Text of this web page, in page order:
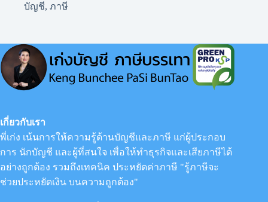
บัญชี, ภาษี
เกี่ยวกับเรา
พี่เก่ง เน้นการให้ความรู้ด้านบัญชีและภาษี แก่ผู้ประกอบ
การ นักบัญชี และผู้ที่สนใจ เพื่อให้ทำธุรกิจและเสียภาษีได้
อย่างถูกต้อง รวมถึงเทคนิค ประหยัดค่าภาษี "รู้ภาษีจะ
ช่วยประหยัดเงิน บนความถูกต้อง"